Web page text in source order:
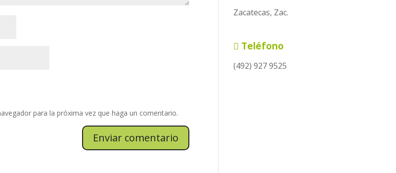
para la próxima vez que haga un comentario.
Zacatecas, Zac.
Teléfono
(492) 927 9525